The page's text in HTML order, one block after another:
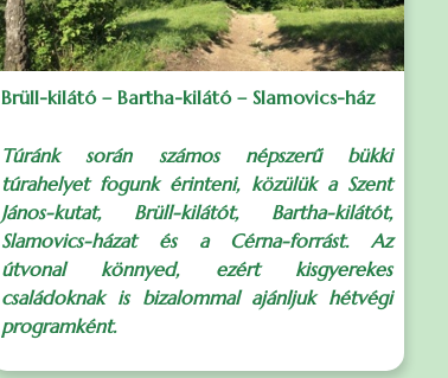
Brüll-kilátó – Bartha-kilátó – Slamovics-ház
Túránk során számos népszerű bükki
túrahelyet fogunk érinteni, közülük a Szent
János-kutat, Brüll-kilátót, Bartha-kilátót,
Slamovics-házat és a Cérna-forrást. Az
útvonal könnyed, ezért kisgyerekes
családoknak is bizalommal ajánljuk hétvégi
programként.